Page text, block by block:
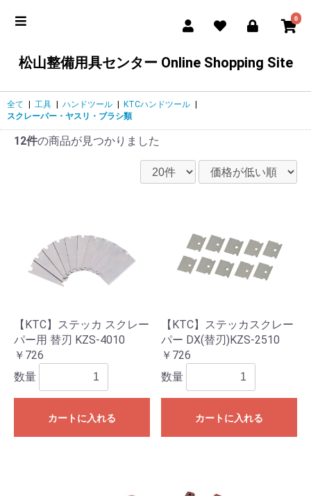
0
松山整備用具センター Online Shopping Site
全て 工具 ハンドツール KTCハンドツール
スクレーパー・ヤスリ・ブラシ類
12件の商品が見つかりました
【KTC】ステッカ スクレー
パー用 替刃 KZS-4010
￥726
数量
カートに入れる
【KTC】ステッカスクレー
パー DX(替刃)KZS-2510
￥726
数量
カートに入れる